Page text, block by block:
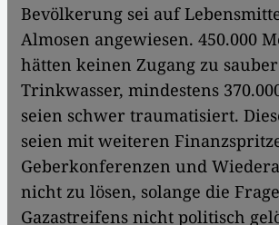
Bevölkerung sei auf
Almosen angewiesen. 450.000
hätten keinen Zugang zu
Trinkwasser, mindestens
seien schwer traumatisiert.
seien mit weiteren
Geberkonferenzen und
nicht zu lösen, solange die
Gazastreifens nicht politisch